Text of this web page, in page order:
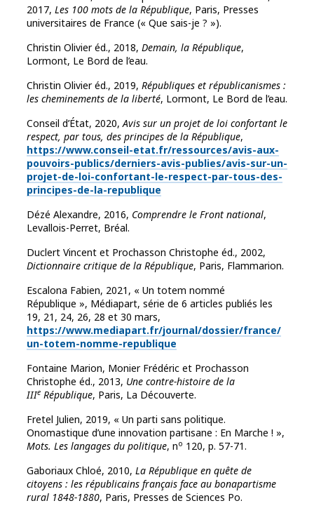
2017, Les 100 mots de la République, Paris, Presses
universitaires de France (« Que sais-je ? »).
Christin Olivier éd., 2018, Demain, la République,
Lormont, Le Bord de l’eau.
Christin Olivier éd., 2019, Républiques et républicanismes :
les cheminements de la liberté, Lormont, Le Bord de l’eau.
Conseil d’État, 2020,Avis sur un projet de loi confortant le
respect, par tous, des principes de la République,
https://www.conseil-etat.fr/​ressources/​avis-aux-
pouvoirs-publics/​derniers-avis-publies/​avis-sur-un-
projet-de-loi-confortant-le-respect-par-tous-des-
principes-de-la-republique
Dézé Alexandre, 2016, Comprendre le Front national,
Levallois-Perret, Bréal.
Duclert Vincent et Prochasson Christophe éd., 2002,
Dictionnaire critique de la République, Paris, Flammarion.
Escalona Fabien, 2021, « Un totem nommé
République », Médiapart, série de 6 articles publiés les
19, 21, 24, 26, 28 et 30 mars,
https://www.mediapart.fr/​journal/​dossier/​france/​
un-totem-nomme-republique
Fontaine Marion, Monier Frédéric et Prochasson
Christophe éd., 2013, Une contre-histoire de la
IIIe République, Paris, La Découverte.
Fretel Julien, 2019, « Un parti sans politique.
Onomastique d’une innovation partisane : En Marche ! »,
Mots. Les langages du politique, no 120, p. 57-71.
Gaboriaux Chloé, 2010, La République en quête de
citoyens : les républicains français face au bonapartisme
rural 1848-1880, Paris, Presses de Sciences Po.